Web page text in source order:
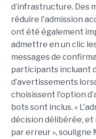
d’infrastructure. Des
réduire l'admission
ont été également
admettre en un clic
messages de
participants incluant
d’avertissements
choisissent l'option
bots sont inclus. «
décision délibérée, et
par erreur », souligne